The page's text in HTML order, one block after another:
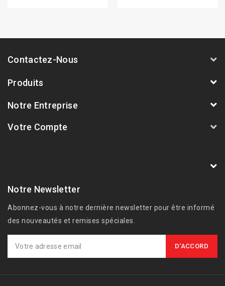
Contactez-Nous
Produits
Notre Entreprise
Votre Compte
Notre Newsletter
Abonnez-vous à notre dernière newsletter pour être informé
des nouveautés et remises spéciales.